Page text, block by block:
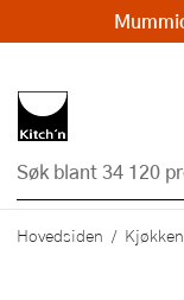
Hovedsiden Kjøkken